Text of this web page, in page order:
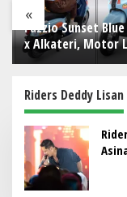
«
Fazzio Sunset Blue
x Alkateri, Motor
Edition Buat
Riders Deddy Lisan